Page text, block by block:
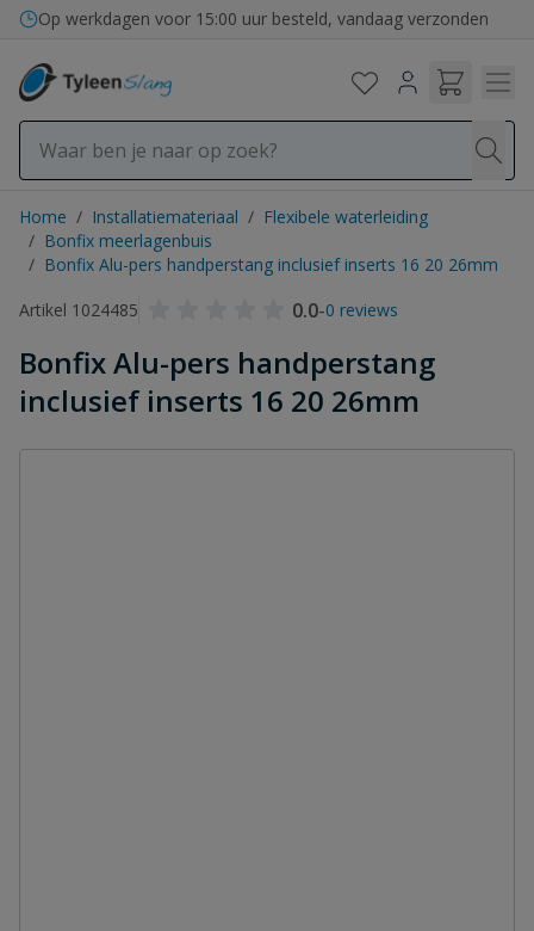
Ga naar de inhoud
Bezorging in binnen- en buitenland
Op werkdagen voor 15:00 uur besteld, vandaag verzonden
Home / Installatiemateriaal / Flexibele waterleiding
/ Bonfix meerlagenbuis
/ Bonfix Alu-pers handperstang inclusief inserts 16 20 26mm
Artikel 1024485
0.0-0 reviews
Bonfix Alu-pers handperstang
inclusief inserts 16 20 26mm